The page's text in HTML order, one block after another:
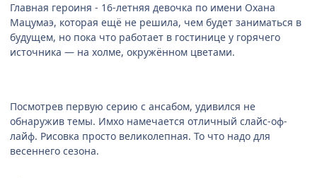
Главная героиня - 16-летняя девочка по имени Охана
Мацумаэ, которая ещё не решила, чем будет заниматься в
будущем, но пока что работает в гостинице у горячего
источника — на холме, окружённом цветами.
Посмотрев первую серию с ансабом, удивился не
обнаружив темы. Имхо намечается отличный слайс-оф-
лайф. Рисовка просто великолепная. То что надо для
весеннего сезона.